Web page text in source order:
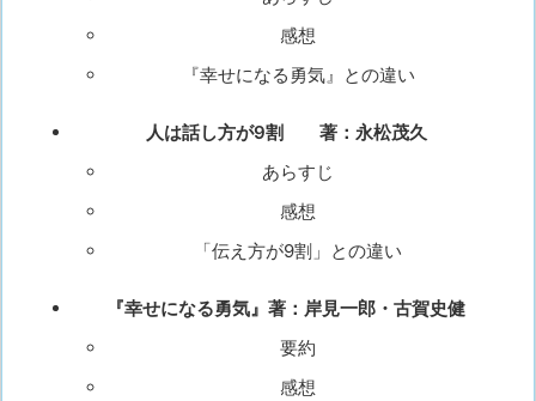
感想
『幸せになる勇気』との違い
人は話し方が9割 著：永松茂久
あらすじ
感想
「伝え方が9割」との違い
『幸せになる勇気』著：岸見一郎・古賀史健
要約
感想